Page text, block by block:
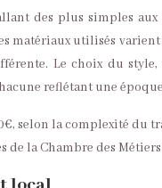
des plus simples
matériaux utilisés
Le choix du
reflétant une
selon la complexité
la Chambre des Métiers